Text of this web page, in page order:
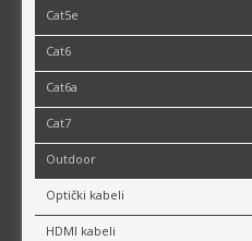
Cat5e
Cat6
Cat6a
Cat7
Outdoor
Optički kabeli
HDMI kabeli